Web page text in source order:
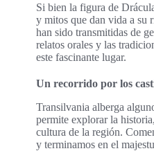
Si bien la figura de
y mitos que dan vida a su
han sido transmitidas de
relatos orales y las
este fascinante lugar.
Un recorrido por los
Transilvania alberga
permite explorar la
cultura de la región.
y terminamos en el